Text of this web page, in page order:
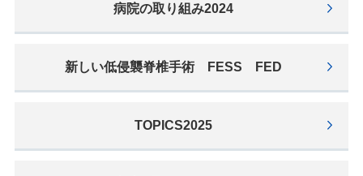
病院の取り組み2024
新しい低侵襲脊椎手術 FESS FED
TOPICS2025